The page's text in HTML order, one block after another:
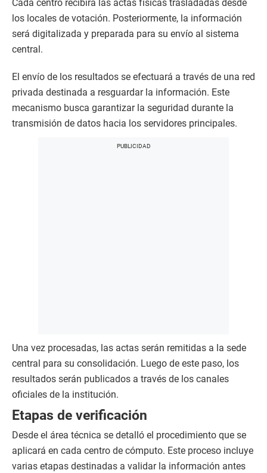
Cada centro recibirá las actas físicas trasladadas desde
los locales de votación. Posteriormente, la información
será digitalizada y preparada para su envío al sistema
central.
El envío de los resultados se efectuará a través de una red
privada destinada a resguardar la información. Este
mecanismo busca garantizar la seguridad durante la
transmisión de datos hacia los servidores principales.
Una vez procesadas, las actas serán remitidas a la sede
central para su consolidación. Luego de este paso, los
resultados serán publicados a través de los canales
oficiales de la institución.
Etapas de verificación
Desde el área técnica se detalló el procedimiento que se
aplicará en cada centro de cómputo. Este proceso incluye
varias etapas destinadas a validar la información antes